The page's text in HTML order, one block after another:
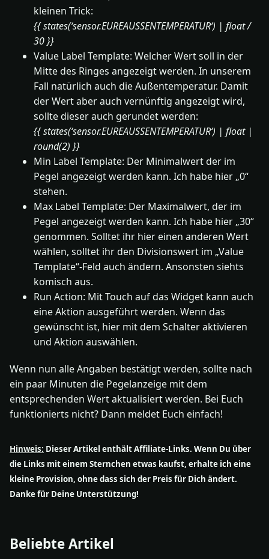
kleinen Trick:
{{ states(‘sensor.EUREAUSSENTEMPERATUR‘) | float /
30 }}
Value Label Template: Welcher Wert soll in der
Mitte des Ringes angezeigt werden. In unserem
Fall natürlich auch die Außentemperatur. Damit
der Wert aber auch vernünftig angezeigt wird,
sollte dieser auch gerundet werden:
{{ states(‘sensor.EUREAUSSENTEMPERATUR‘) | float |
round(2) }}
Min Label Template: Der Minimalwert der im
Pegel angezeigt werden kann. Ich habe hier „0“
stehen.
Max Label Template: Der Maximalwert, der im
Pegel angezeigt werden kann. Ich habe hier „30“
genommen. Solltet ihr hier einen anderen Wert
wählen, solltet ihr den Divisionswert im „Value
Template“-Feld auch ändern. Ansonsten siehts
komisch aus.
Run Action: Mit Touch auf das Widget kann auch
eine Aktion ausgeführt werden. Wenn das
gewünscht ist, hier mit dem Schalter aktivieren
und Aktion auswählen.
Wenn nun alle Angaben bestätigt werden, sollte nach
ein paar Minuten die Pegelanzeige mit dem
entsprechenden Wert aktualisiert werden. Bei Euch
funktionierts nicht? Dann meldet Euch einfach!
Hinweis: Dieser Artikel enthält Affiliate-Links. Wenn Du über
die Links mit einem Sternchen etwas kaufst, erhalte ich eine
kleine Provision, ohne dass sich der Preis für Dich ändert.
Danke für Deine Unterstützung!
Beliebte Artikel